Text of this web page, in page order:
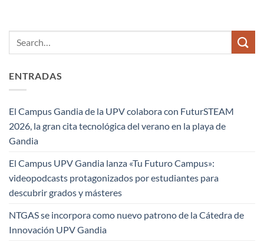
ENTRADAS
El Campus Gandia de la UPV colabora con FuturSTEAM
2026, la gran cita tecnológica del verano en la playa de
Gandia
El Campus UPV Gandia lanza «Tu Futuro Campus»:
videopodcasts protagonizados por estudiantes para
descubrir grados y másteres
NTGAS se incorpora como nuevo patrono de la Cátedra de
Innovación UPV Gandia